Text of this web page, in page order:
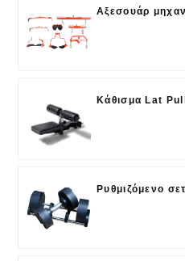
Αξεσουάρ
Κάθισμα Lat
Ρυθμιζόμενο